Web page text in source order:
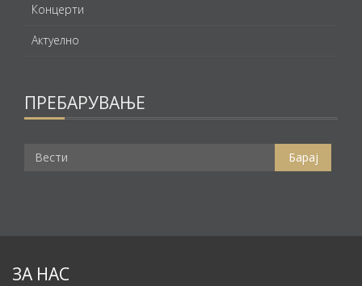
Концерти
Актуелно
ПРЕБАРУВАЊЕ
ЗА НАС